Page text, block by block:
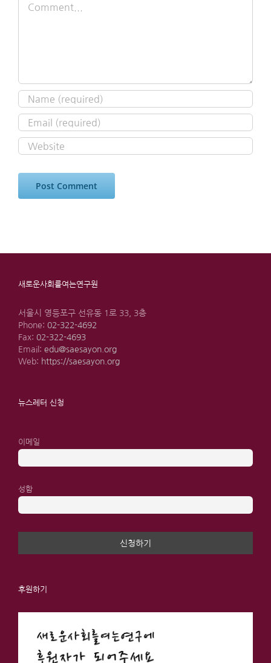
새로운사회를여는연구원
서울시 영등포구 선유동 1로 33, 3층
Phone: 02-322-4692
Fax: 02-322-4693
Email: edu@saesayon.org
Web: https://saesayon.org
뉴스레터 신청
이메일
성함
후원하기